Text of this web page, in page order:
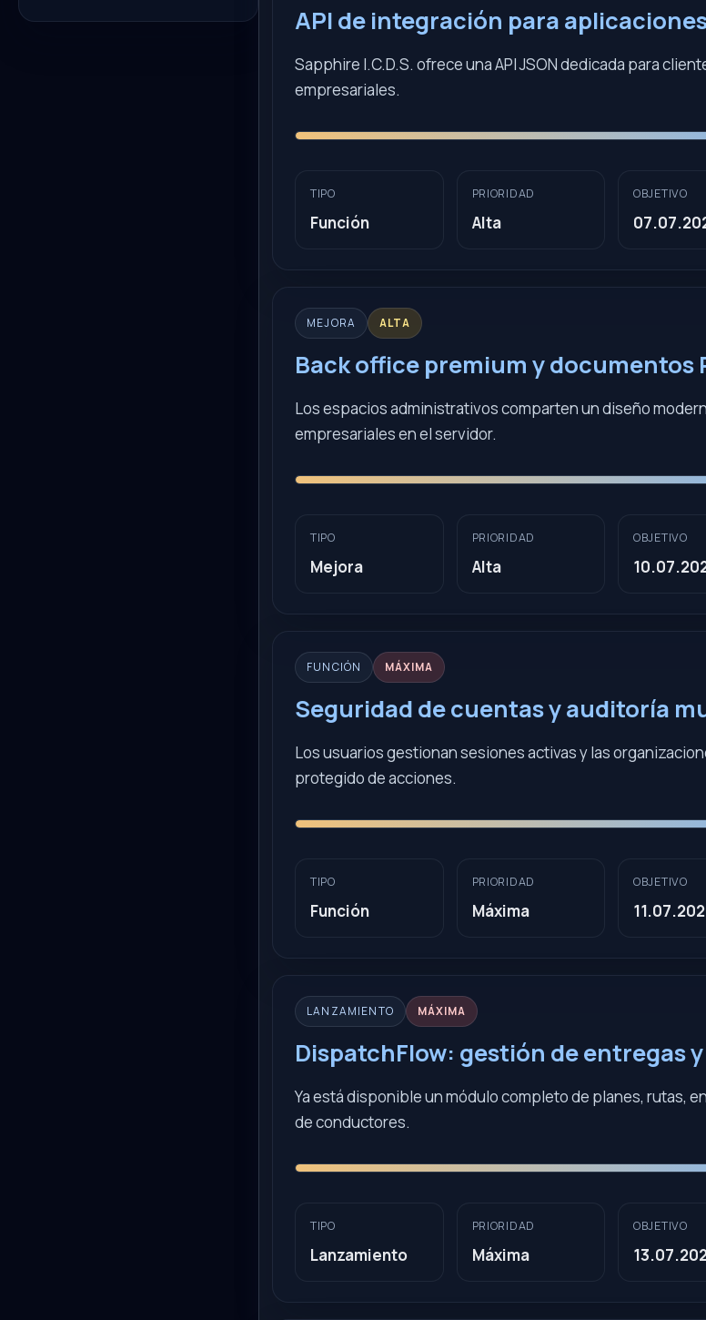
API de integración para
Sapphire I.C.D.S. ofrece una API JSON dedicada para
empresariales.
TIPO
Función
PRIORIDAD
Alta
OBJETIVO
MEJORA ALTA
Back office premium y documentos
Los espacios administrativos comparten un diseño
empresariales en el servidor.
TIPO
Mejora
PRIORIDAD
Alta
OBJETIVO
FUNCIÓN MÁXIMA
Seguridad de cuentas y auditoría
Los usuarios gestionan sesiones activas y las
protegido de acciones.
TIPO
Función
PRIORIDAD
Máxima
OBJETIVO
LANZAMIENTO MÁXIMA
DispatchFlow: gestión de entregas
Ya está disponible un módulo completo de planes, rutas,
de conductores.
TIPO
Lanzamiento
PRIORIDAD
Máxima
OBJETIVO